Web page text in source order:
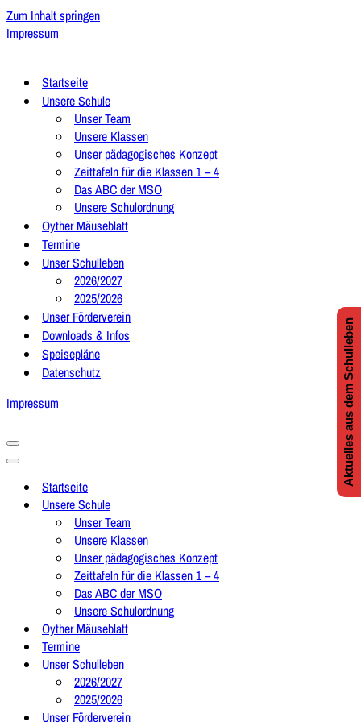
Zum Inhalt springen
Impressum
Startseite
Unsere Schule
Unser Team
Unsere Klassen
Unser pädagogisches Konzept
Zeittafeln für die Klassen 1 – 4
Das ABC der MSO
Unsere Schulordnung
Oyther Mäuseblatt
Termine
Unser Schulleben
2026/2027
2025/2026
Unser Förderverein
Downloads & Infos
Speisepläne
Datenschutz
Impressum
Navigationsmenü
Navigationsmenü
Startseite
Unsere Schule
Unser Team
Unsere Klassen
Unser pädagogisches Konzept
Zeittafeln für die Klassen 1 – 4
Das ABC der MSO
Unsere Schulordnung
Oyther Mäuseblatt
Termine
Unser Schulleben
2026/2027
2025/2026
Unser Förderverein
Aktuelles aus dem Schulleben